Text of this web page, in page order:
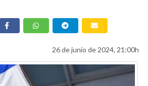
26 de junio de 2024, 21:00h